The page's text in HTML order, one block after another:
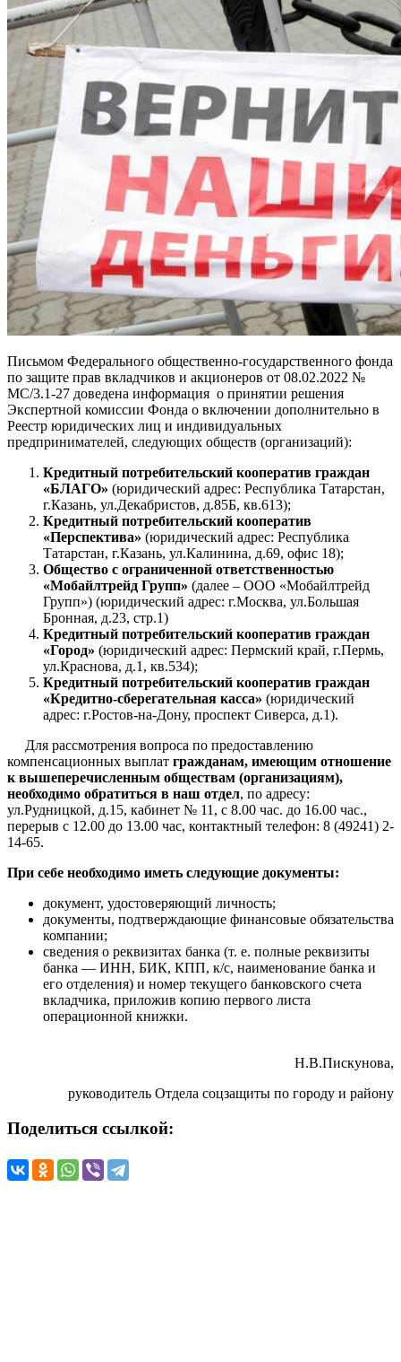
Письмом Федерального общественно-государственного фонда
по защите прав вкладчиков и акционеров от 08.02.2022 №
МС/3.1-27 доведена информация о принятии решения
Экспертной комиссии Фонда о включении дополнительно в
Реестр юридических лиц и индивидуальных
предпринимателей, следующих обществ (организаций):
Кредитный потребительский кооператив граждан
«БЛАГО» (юридический адрес: Республика Татарстан,
г.Казань, ул.Декабристов, д.85Б, кв.613);
Кредитный потребительский кооператив
«Перспектива» (юридический адрес: Республика
Татарстан, г.Казань, ул.Калинина, д.69, офис 18);
Общество с ограниченной ответственностью
«Мобайлтрейд Групп» (далее – ООО «Мобайлтрейд
Групп») (юридический адрес: г.Москва, ул.Большая
Бронная, д.23, стр.1)
Кредитный потребительский кооператив граждан
«Город» (юридический адрес: Пермский край, г.Пермь,
ул.Краснова, д.1, кв.534);
Кредитный потребительский кооператив граждан
«Кредитно-сберегательная касса» (юридический
адрес: г.Ростов-на-Дону, проспект Сиверса, д.1).
Для рассмотрения вопроса по предоставлению
компенсационных выплат гражданам, имеющим отношение
к вышеперечисленным обществам (организациям),
необходимо обратиться в наш отдел, по адресу:
ул.Рудницкой, д.15, кабинет № 11, с 8.00 час. до 16.00 час.,
перерыв с 12.00 до 13.00 час, контактный телефон: 8 (49241) 2-
14-65.
При себе необходимо иметь следующие документы:
документ, удостоверяющий личность;
документы, подтверждающие финансовые обязательства
компании;
сведения о реквизитах банка (т. е. полные реквизиты
банка — ИНН, БИК, КПП, к/с, наименование банка и
его отделения) и номер текущего банковского счета
вкладчика, приложив копию первого листа
операционной книжки.
Н.В.Пискунова,
руководитель Отдела соцзащиты по городу и району
Поделиться ссылкой: